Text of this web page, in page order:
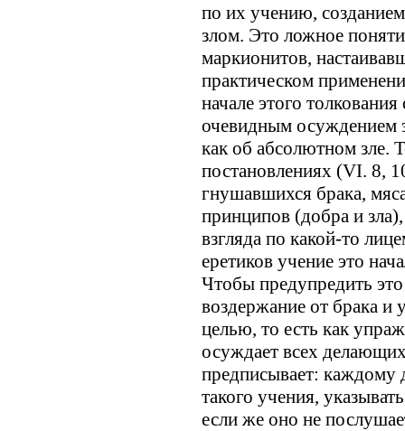
по их учению,
злом. Это ложное
маркионитов,
практическом
начале этого
очевидным осуждением
как об абсолютном зле.
постановлениях (VI. 8,
гнушавшихся брака,
принципов (добра и
взгляда по какой-то
еретиков учение это
Чтобы предупредить это
воздержание от брака и
целью, то есть как
осуждает всех
предписывает:
такого учения,
если же оно не